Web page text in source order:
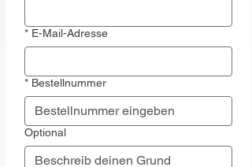
* E-Mail-Adresse
* Bestellnummer
Optional